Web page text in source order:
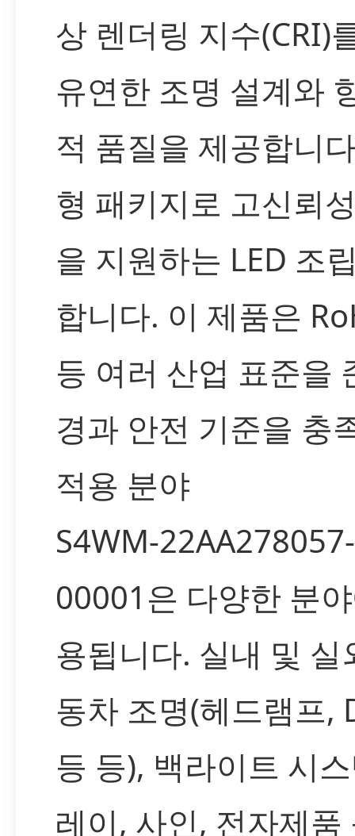
상 렌더링 지수(CRI)
유연한 조명 설계와
적 품질을 제공합니
형 패키지로 고신뢰
을 지원하는 LED 조
합니다. 이 제품은
등 여러 산업 표준을
경과 안전 기준을 충
적용 분야
S4WM-
00001은 다양한 분
용됩니다. 실내 및 실
동차 조명(헤드램프,
등 등), 백라이트 시
레이, 사인, 전자제품